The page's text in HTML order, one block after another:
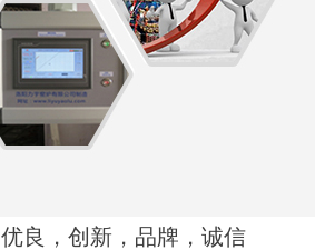
优良，创新，品牌，诚信